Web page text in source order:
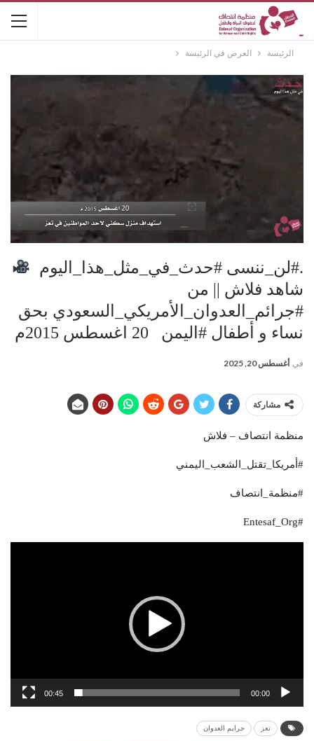
الرئيسة العرض في الرئيسة
.#لن_ننسى #حدث_في_مثل_هذا_اليوم
شاهد فلاش || من
#جرائم_العدوان_الأمريكي_السعودي بحق
نساء و أطفال #اليمن 20 اغسطس 2015م
في أغسطس 20, 2025
مشاركة
منظمة انتصاف – فلاش
#أمريكا_تقتل_الشعب_اليمني
#منظمة_انتصاف
#Entesaf_Org
00:00
00:45
تعز جرايم العدوان